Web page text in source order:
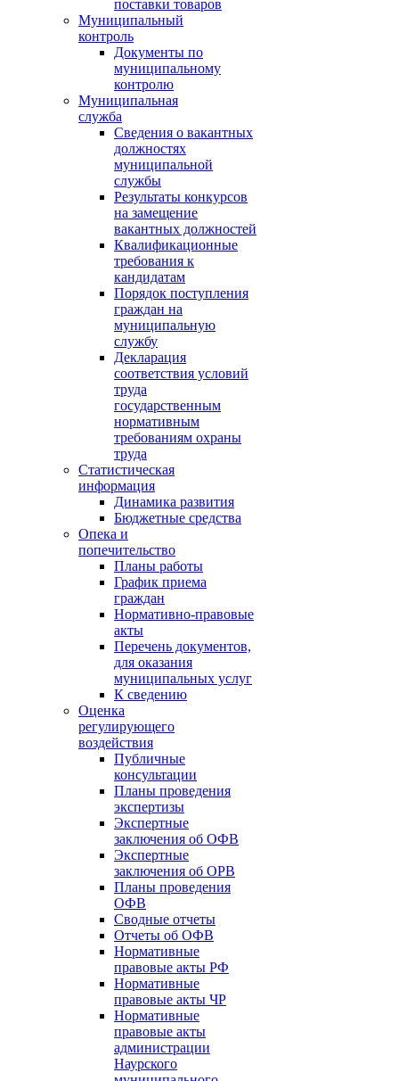
поставки товаров
Муниципальный
контроль
Документы по
муниципальному
контролю
Муниципальная
служба
Сведения о вакантных
должностях
муниципальной
службы
Результаты конкурсов
на замещение
вакантных должностей
Квалификационные
требования к
кандидатам
Порядок поступления
граждан на
муниципальную
службу
Декларация
соответствия условий
труда
государственным
нормативным
требованиям охраны
труда
Статистическая
информация
Динамика развития
Бюджетные средства
Опека и
попечительство
Планы работы
График приема
граждан
Нормативно-правовые
акты
Перечень документов,
для оказания
муниципальных услуг
К сведению
Оценка
регулирующего
воздействия
Публичные
консультации
Планы проведения
экспертизы
Экспертные
заключения об ОФВ
Экспертные
заключения об ОРВ
Планы проведения
ОФВ
Сводные отчеты
Отчеты об ОФВ
Нормативные
правовые акты РФ
Нормативные
правовые акты ЧР
Нормативные
правовые акты
администрации
Наурского